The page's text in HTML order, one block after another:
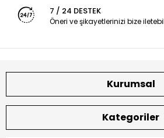
7 / 24 DESTEK
Öneri ve şikayetlerinizi bize
Kurumsal
Kategoriler